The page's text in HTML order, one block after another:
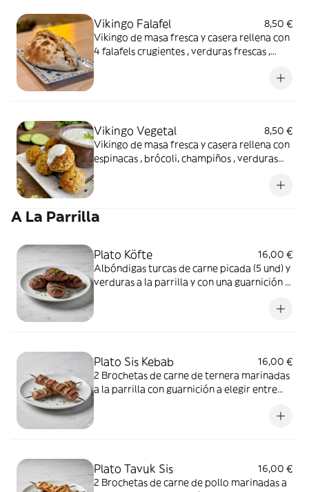
Vikingo Falafel
8,50 €
Vikingo de masa fresca y casera rellena con
4 falafels crugientes , verduras frescas ,
forma de empanada gigante e iria abierta
Vikingo Vegetal
8,50 €
Vikingo de masa fresca y casera rellena con
espinacas , brócoli, champiños , verduras
A La Parrilla
Plato Köfte
16,00 €
Albóndigas turcas de carne picada (5 und) y
verduras a la parrilla y con una guarnición a
Plato Sis Kebab
16,00 €
2 Brochetas de carne de ternera marinadas
a la parrilla con guarnición a elegir entre
Plato Tavuk Sis
16,00 €
2 Brochetas de carne de pollo marinadas a